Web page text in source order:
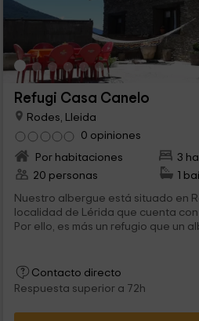
Refugi Casa Canelo
Rodes, Lleida
0 opiniones
Por habitaciones
3
20 personas
1
Nuestro albergue está situado en
localidad de Lérida que cuenta
Por ello, es más un refugio que un
Contacto directo
Respuesta superior a 72h